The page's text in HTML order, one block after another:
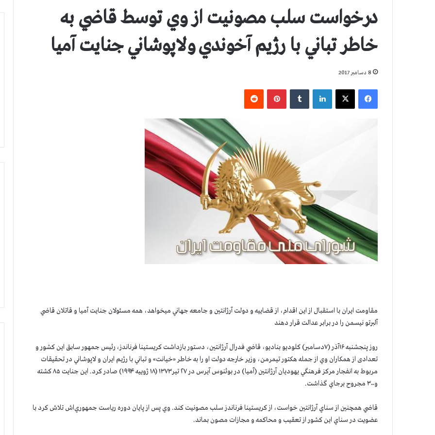
درخواست سلب مصونيت از وي توسط قاضي به
خاطر تباني با رژيم آخوندي ولاپوشاني جنايت آميا
8 دسامبر 2017
فیس بوک X ‫پین‌ترست
مقاومت ايران با استقبال از اين اقدام، از قضاييه و دولت آرژانتين و جامعه جهاني ميخواهد، همه مسئولان جنايت آميا و قاتلان قاضي
آلبرتو نيسمن را در برابر عدالت قرار دهند
روز پنجشنبه ۱۶آذر (۷دسامبر) كلوديو بناديو، قاضي فدرال آرژانتين، دستور بازداشت كريستينا فرناندز، رئيس جمهور سابق اين كشور و
تعدادی از همكاران وي از جمله هكتور تيمرمن، وزير خارجه دولت او را به خاطر «خيانت» و تباني با رژيم ايران و لاپوشاني در تحقيقات
مربوط به انفجار مركز فرهنگي يهوديان آرژانتين (آميا) در بوئنوس آيرس در ۲۷ تیر۱۳۷۳ (۱۸ ژوييه ۱۹۹۴) صادر كرد. این جنایت ۸۵ كشته
و۳۰۰ مجروح برجاي گذاشت.
قاضي همچنين از سناي آرژانتين خواست، از كريستينا فرناندز سلب مصونيت كند. وي پس از پايان دوره رياست جمهوري‌اش تلاش كرد با
عضويت در سناي اين كشور از تعقيب و محاكمه و مجازات مصون بماند.